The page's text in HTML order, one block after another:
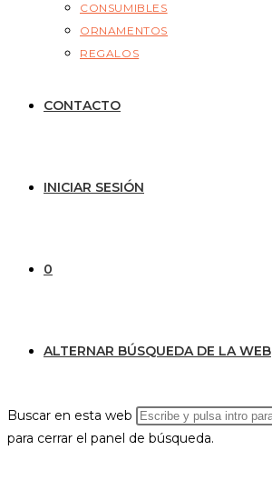
CONSUMIBLES
ORNAMENTOS
REGALOS
CONTACTO
INICIAR SESIÓN
0
ALTERNAR BÚSQUEDA DE LA WEB
Buscar en esta web
para cerrar el panel de búsqueda.